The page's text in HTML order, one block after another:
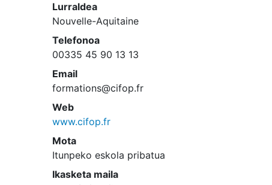
Lurraldea
Nouvelle-Aquitaine
Telefonoa
00335 45 90 13 13
Email
formations@cifop.fr
Web
www.cifop.fr
Mota
Itunpeko eskola pribatua
Ikasketa maila